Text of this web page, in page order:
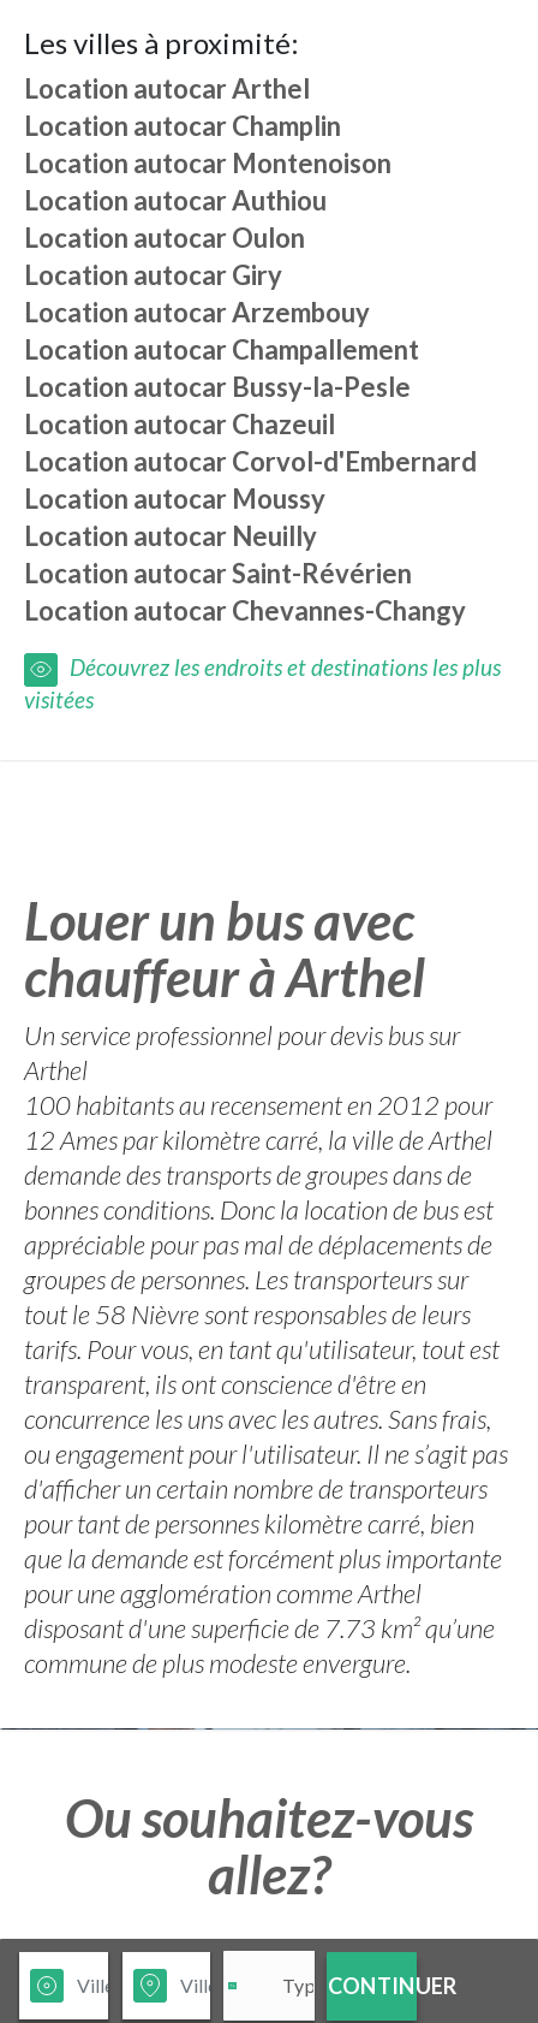
Les villes à proximité:
Location autocarArthel
Location autocarChamplin
Location autocar Montenoison
Location autocarAuthiou
Location autocarOulon
Location autocarGiry
Location autocarArzembouy
Location autocarChampallement
Location autocar Bussy-la-Pesle
Location autocarChazeuil
Location autocarCorvol-d'Embernard
Location autocar Moussy
Location autocar Neuilly
Location autocarSaint-Révérien
Location autocarChevannes-Changy
Découvrez les endroits et destinations les plus
visitées
Louer un bus avec
chauffeur à Arthel
Un service professionnel pour devis bus sur
Arthel
100 habitants au recensement en 2012 pour
12 Ames par kilomètre carré, la ville de Arthel
demande des transports de groupes dans de
bonnes conditions. Donc la location de bus est
appréciable pour pas mal de déplacements de
groupes de personnes. Les transporteurs sur
tout le 58 Nièvre sont responsables de leurs
tarifs. Pour vous, en tant qu'utilisateur, tout est
transparent, ils ont conscience d'être en
concurrence les uns avec les autres. Sans frais,
ou engagement pour l'utilisateur. Il ne s’agit pas
d'afficher un certain nombre de transporteurs
pour tant de personnes kilomètre carré, bien
que la demande est forcément plus importante
pour une agglomération comme Arthel
disposant d'une superficie de 7.73 km² qu’une
commune de plus modeste envergure.
Ou souhaitez-vous
allez?
CONTINUER